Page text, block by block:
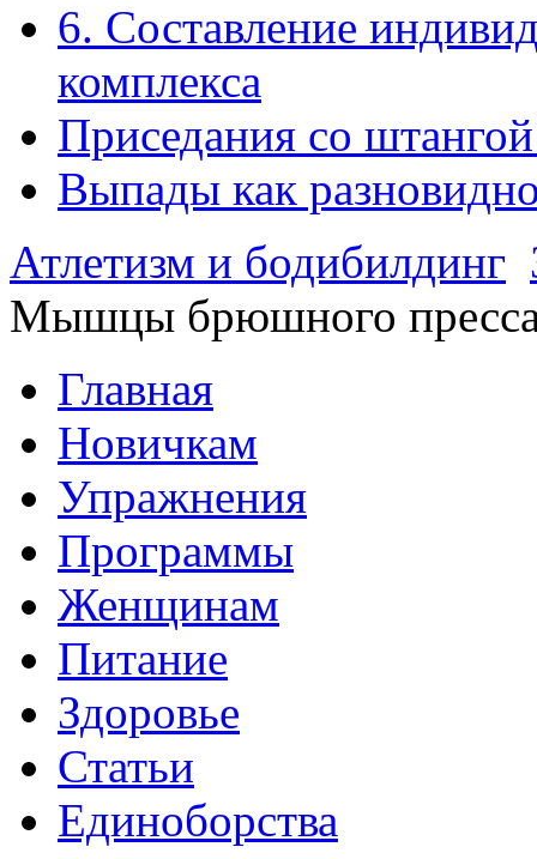
6. Составление
комплекса
Приседания со
Выпады как
Атлетизм и бодибилдинг
Мышцы брюшного
Главная
Новичкам
Упражнения
Программы
Женщинам
Питание
Здоровье
Статьи
Единоборства